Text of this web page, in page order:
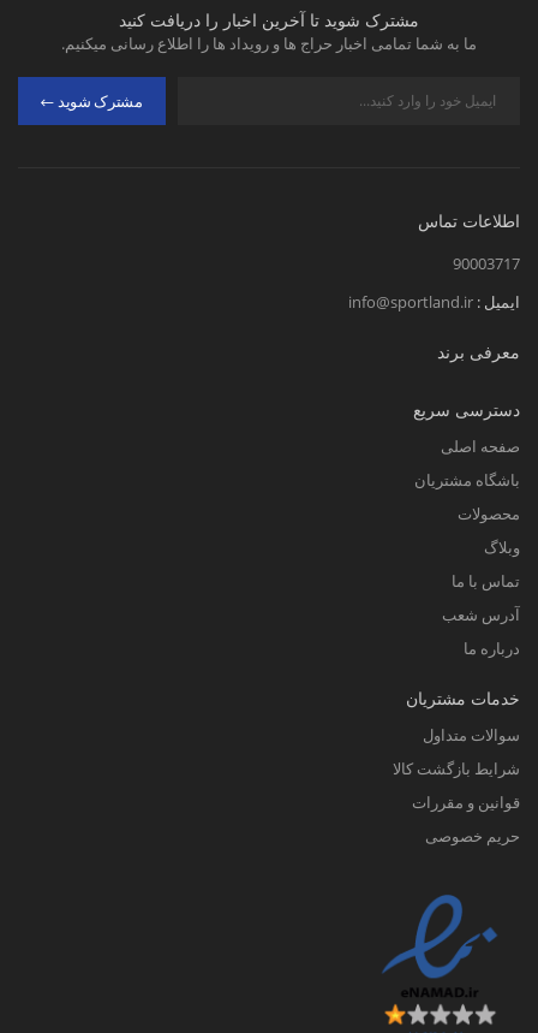
مشترک شوید تا آخرین اخبار را دریافت کنید
ما به شما تمامی اخبار حراج ها و رویداد ها را اطلاع رسانی میکنیم.
مشترک شوید
اطلاعات تماس
90003717
ایمیل : info@sportland.ir
معرفی برند
دسترسی سریع
صفحه اصلی
باشگاه مشتریان
محصولات
وبلاگ
تماس با ما
آدرس شعب
درباره ما
خدمات مشتریان
سوالات متداول
شرایط بازگشت کالا
قوانین و مقررات
حریم خصوصی